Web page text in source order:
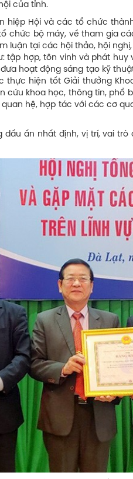
của tỉnh.
hiệp Hội và các tổ chức
chức bộ máy, về tham gia
luận tại các hội thảo, hội
tập hợp, tôn vinh và phát
hoạt động sáng tạo kỹ
thực hiện tốt Giải thưởng
cứu khoa học, thông tin, phổ
hệ, hợp tác với các cơ
ấn nhất định, vị trí, vai